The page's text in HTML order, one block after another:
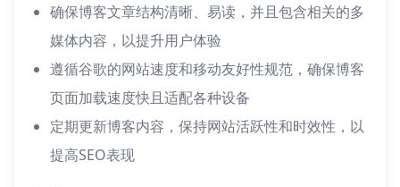
确保博客文章结构清晰、易读，并且包含相关的多
媒体内容，以提升用户体验
遵循谷歌的网站速度和移动友好性规范，确保博客
页面加载速度快且适配各种设备
定期更新博客内容，保持网站活跃性和时效性，以
提高SEO表现